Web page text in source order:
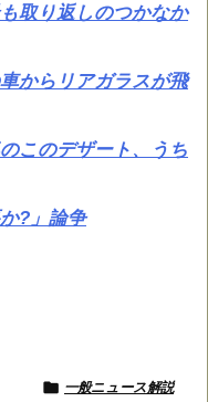
取り返しのつかなか
からリアガラスが飛
このデザート、うち
?」論争
 一般ニュース解説